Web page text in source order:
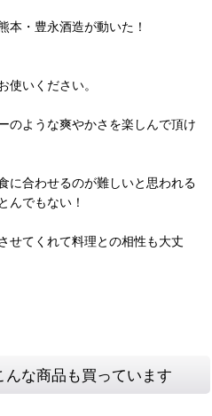
本・豊永酒造が動いた！
使いください。
のような爽やかさを楽しんで頂け
に合わせるのが難しいと思われる
んでもない！
せてくれて料理との相性も大丈
な商品も買っています